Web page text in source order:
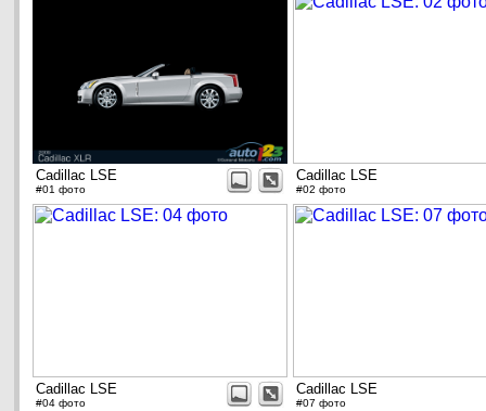
Cadillac LSE
#01 фото
Cadillac LSE
#02 фото
Cadillac LSE
#04 фото
Cadillac LSE
#07 фото